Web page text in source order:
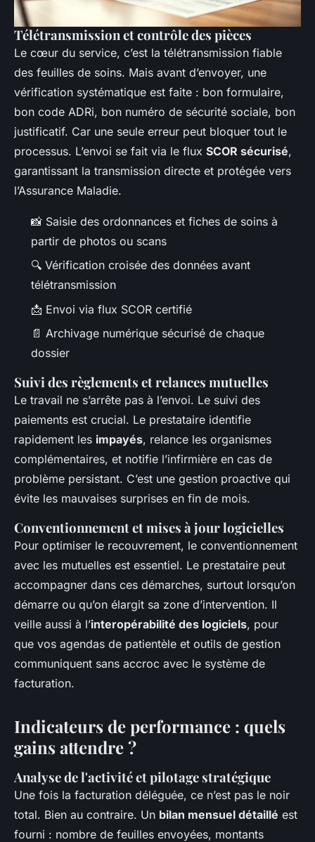
Télétransmission et contrôle des pièces
Le cœur du service, c’est la télétransmission fiable
des feuilles de soins. Mais avant d’envoyer, une
vérification systématique est faite : bon formulaire,
bon code ADRi, bon numéro de sécurité sociale, bon
justificatif. Car une seule erreur peut bloquer tout le
processus. L’envoi se fait via le flux SCOR sécurisé,
garantissant la transmission directe et protégée vers
l’Assurance Maladie.
📸 Saisie des ordonnances et fiches de soins à
partir de photos ou scans
🔍 Vérification croisée des données avant
télétransmission
📩 Envoi via flux SCOR certifié
📄 Archivage numérique sécurisé de chaque
dossier
Suivi des règlements et relances mutuelles
Le travail ne s’arrête pas à l’envoi. Le suivi des
paiements est crucial. Le prestataire identifie
rapidement les impayés, relance les organismes
complémentaires, et notifie l’infirmière en cas de
problème persistant. C’est une gestion proactive qui
évite les mauvaises surprises en fin de mois.
Conventionnement et mises à jour logicielles
Pour optimiser le recouvrement, le conventionnement
avec les mutuelles est essentiel. Le prestataire peut
accompagner dans ces démarches, surtout lorsqu’on
démarre ou qu’on élargit sa zone d’intervention. Il
veille aussi à l’interopérabilité des logiciels, pour
que vos agendas de patientèle et outils de gestion
communiquent sans accroc avec le système de
facturation.
Indicateurs de performance : quels
gains attendre ?
Analyse de l'activité et pilotage stratégique
Une fois la facturation déléguée, ce n’est pas le noir
total. Bien au contraire. Un bilan mensuel détaillé est
fourni : nombre de feuilles envoyées, montants